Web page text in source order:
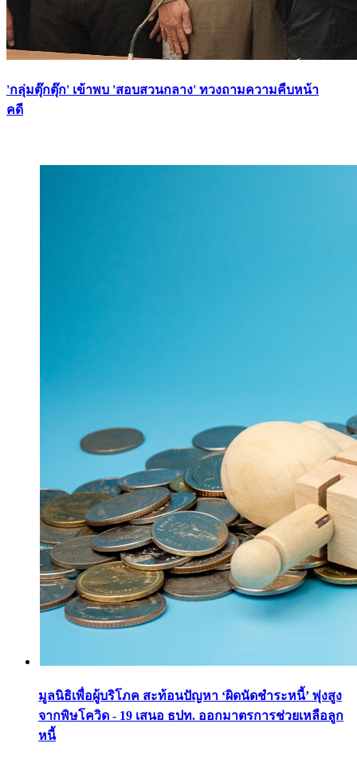
'กลุ่มตุ๊กตุ๊ก' เข้าพบ 'สอบสวนกลาง' ทวงถามความคืบหน้า
คดี
มูลนิธิเพื่อผู้บริโภค สะท้อนปัญหา ‘ผิดนัดชำระหนี้’ พุ่งสูง
จากพิษโควิด - 19 เสนอ ธปท. ออกมาตรการช่วยเหลือลูก
หนี้